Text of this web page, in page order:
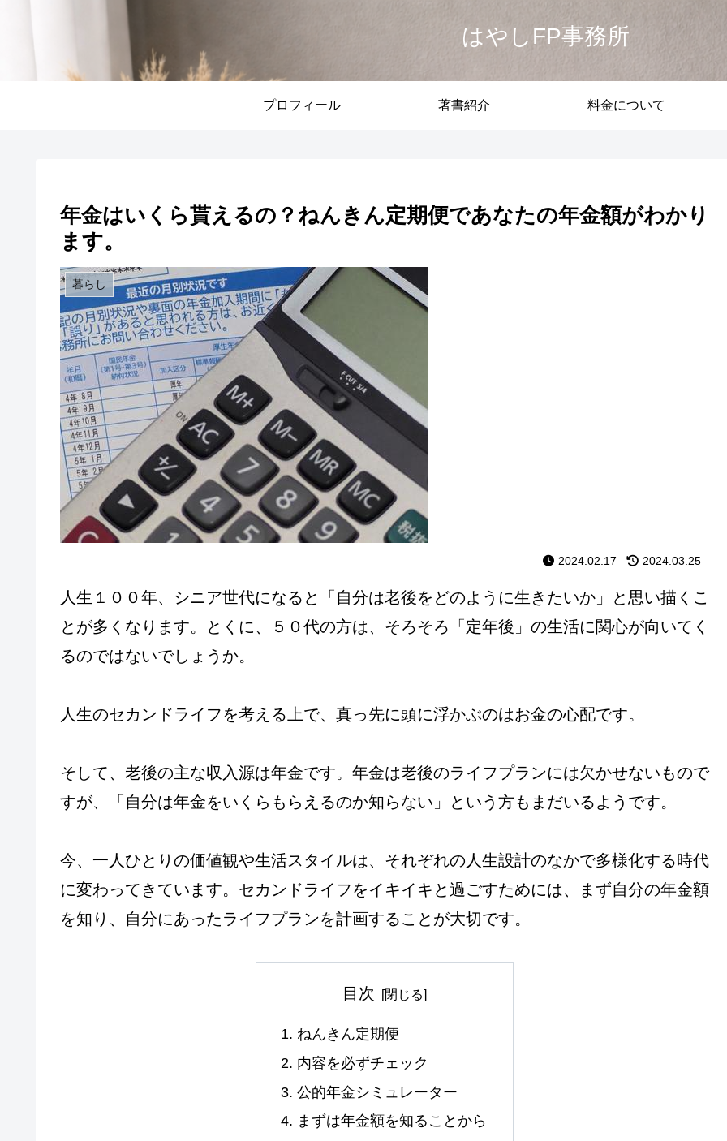
はやしFP事務所
プロフィール 著書紹介 料金について
年金はいくら貰えるの？ねんきん定期便であなたの年金額がわかり
ます。
暮らし
2024.02.17 2024.03.25
人生１００年、シニア世代になると「自分は老後をどのように生きたいか」と思い描くこ
とが多くなります。とくに、５０代の方は、そろそろ「定年後」の生活に関心が向いてく
るのではないでしょうか。
人生のセカンドライフを考える上で、真っ先に頭に浮かぶのはお金の心配です。
そして、老後の主な収入源は年金です。年金は老後のライフプランには欠かせないもので
すが、「自分は年金をいくらもらえるのか知らない」という方もまだいるようです。
今、一人ひとりの価値観や生活スタイルは、それぞれの人生設計のなかで多様化する時代
に変わってきています。セカンドライフをイキイキと過ごすためには、まず自分の年金額
を知り、自分にあったライフプランを計画することが大切です。
目次
ねんきん定期便
内容を必ずチェック
公的年金シミュレーター
まずは年金額を知ることから